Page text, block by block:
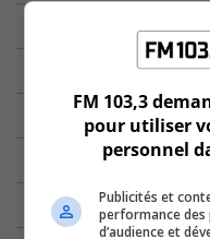
FM 103,3
pour utiliser
personnel
Publicités et
performance des
d’audience et